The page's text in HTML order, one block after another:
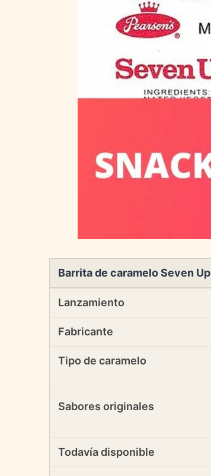
Barrita de caramelo Seven Up
Lanzamiento
Fabricante
Tipo de caramelo
Sabores originales
Todavía disponible